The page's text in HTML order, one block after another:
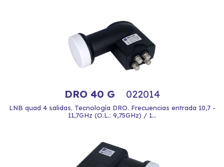
DRO 40 G 022014
LNB quad 4 salidas. Tecnología DRO. Frecuencias entrada 10,7 -
11,7GHz (O.L.: 9,75GHz) / 1...